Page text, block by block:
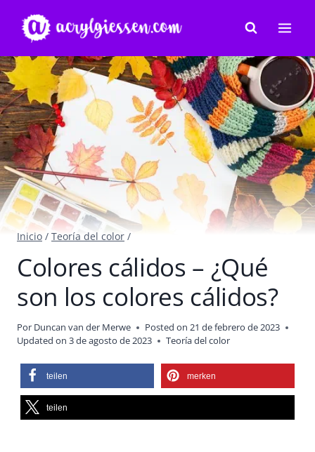
contenido
Inicio / Teoría del color /
Colores cálidos – ¿Qué
son los colores cálidos?
Por Duncan van der Merwe Posted on 21 de febrero de 2023
Updated on 3 de agosto de 2023 Teoría del color
teilen merken
teilen